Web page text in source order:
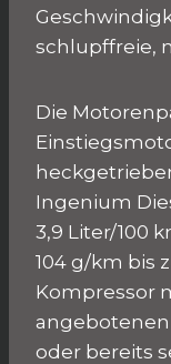
schlupffreie,
Die
Ingenium
3,9 Liter/100
104 g/km bis
Kompressor
oder bereits